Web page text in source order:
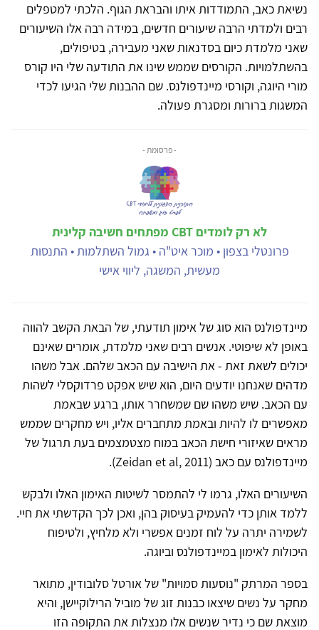
נשיאת כאב, התמודדות איתו והבראת הגוף. הלכתי למטפלים
רבים ולמדתי הרבה שיעורים חדשים, במידה רבה אלו השיעורים
שאני מלמדת כיום בסדנאות שאני מעבירה, בטיפולים,
בהשתלמויות. הקורסים שממש שינו את התודעה שלי היו קורס
מורי היוגה, וקורסי מיינדפולנס. שם ההבנות שלי הגיעו לכדי
המשגות ברורות ומסגרת פעולה.
- פרסומת -
לא רק לומדים CBT מפתחים חשיבה קלינית
פרונטלי בצפון • מוכר איט"ה • גמול השתלמות • התנסות
מעשית, המשגה, ליווי אישי
מיינדפולנס הוא סוג של אימון תודעתי, של הבאת הקשב להווה
באופן לא שיפוטי. אנשים רבים שאני מלמדת, אומרים שאינם
יכולים לשאת זאת - את הישיבה עם הכאב שלהם. אבל משהו
מדהים שאנחנו יודעים היום, הוא שיש אפקט פרדוקסלי לשהות
עם הכאב. שיש משהו שם שמשחרר אותו, ברגע שבאמת
מאפשרים לו להיות ובאמת מתחברים אליו, ויש מחקרים שממש
מראים שאיזורי חישת הכאב במוח מצטמצמים בעת תרגול של
מיינדפולנס עם כאב (Zeidan et al, 2011).
השיעורים האלו, גרמו לי להתמסר לשיטות האימון האלו ולבקש
ללמד אותן כדי להעמיק בעיסוק בהן, ואכן לכך הקדשתי את חיי.
לשמירה יתרה על לוח זמנים אפשרי ולא מלחיץ, ולטיפוח
היכולות לאימון במיינדפולנס וביוגה.
בספר המרתק "נוסעות סמויות" של אורטל סלובודין, מתואר
מחקר על נשים שיצאו כבנות זוג של מוביל הרילוקיישן, והיא
מוצאת שם כי נדיר שנשים אלו מנצלות את התקופה הזו